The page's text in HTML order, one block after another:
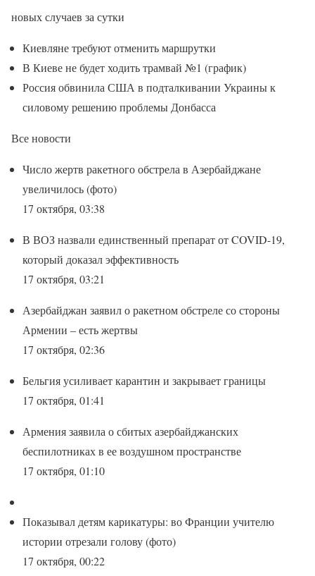
новых случаев за сутки
Киевляне требуют отменить маршрутки
В Киеве не будет ходить трамвай №1 (график)
Россия обвинила США в подталкивании Украины к
силовому решению проблемы Донбасса
Все новости
Число жертв ракетного обстрела в Азербайджане
увеличилось (фото)
17 октября, 03:38
В ВОЗ назвали единственный препарат от COVID-19,
который доказал эффективность
17 октября, 03:21
Азербайджан заявил о ракетном обстреле со стороны
Армении – есть жертвы
17 октября, 02:36
Бельгия усиливает карантин и закрывает границы
17 октября, 01:41
Армения заявила о сбитых азербайджанских
беспилотниках в ее воздушном пространстве
17 октября, 01:10
Показывал детям карикатуры: во Франции учителю
истории отрезали голову (фото)
17 октября, 00:22